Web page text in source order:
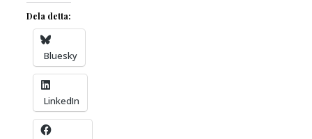
Dela detta:
Bluesky
LinkedIn